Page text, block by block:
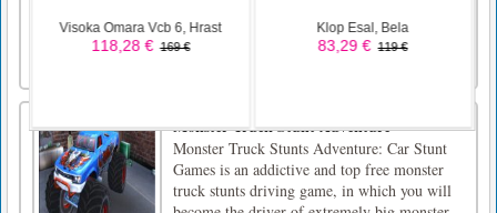
ImageScreenshot ImageScreenshot
ImageScreenshot ImageThe goal of this
Monster Truck Stunt Adventure
Monster Truck Stunts Adventure: Car Stunt
Games is an addictive and top free monster
truck stunts driving game, in which you will